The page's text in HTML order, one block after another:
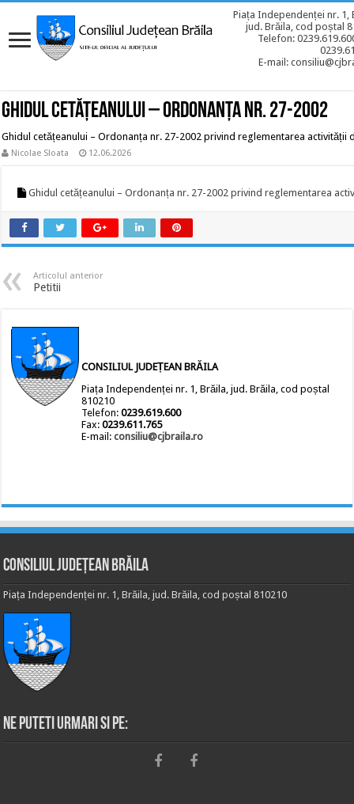
Piața Independenței nr. 1,
jud. Brăila, cod poștal
Telefon:
E-mail:
Ghidul cetățeanului – Ordonanța nr. 27-2002
Ghidul cetățeanului – Ordonanța nr. 27-2002 privind reglementarea activității
Nicolae Sloata 12.06.2026
Ghidul cetățeanului – Ordonanța nr. 27-2002 privind reglementarea
Articolul anterior
Petitii
CONSILIUL JUDEȚEAN BRĂILA
Piața Independenței nr. 1, Brăila, jud. Brăila, cod poștal
810210
Telefon:0239.619.600
Fax:0239.611.765
E-mail:consiliu@cjbraila.ro
Consiliul Județean Brăila
Piața Independenței nr. 1, Brăila, jud. Brăila, cod poștal 810210
Ne puteti urmari si pe: